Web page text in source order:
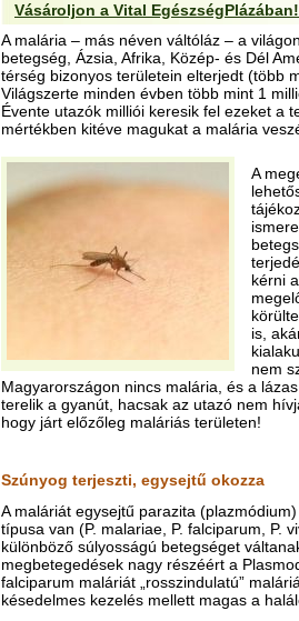
Vásároljon a Vital EgészségPlázában!
A malária – más néven váltóláz – a
betegség, Ázsia, Afrika, Közép- és Dél
térség bizonyos területein elterjedt (több
Világszerte minden évben több mint 1
Évente utazók milliói keresik fel ezeket a
mértékben kitéve magukat a malária
A
kérni
is,
nem
Magyarországon nincs malária, és a
terelik a gyanút, hacsak az utazó nem
hogy járt előzőleg maláriás területen!
Szúnyog terjeszti, egysejtű okozza
A maláriát egysejtű parazita
típusa van (P. malariae, P. falciparum, P.
különböző súlyosságú betegséget
megbetegedések nagy részéért a
falciparum maláriát „rosszindulatú”
késedelmes kezelés mellett magas a